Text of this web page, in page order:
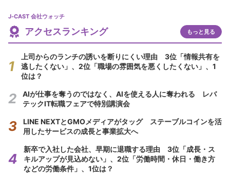
J-CAST 会社ウォッチ
アクセスランキング もっと見る
上司からのランチの誘いを断りにくい理由 3位「情報共有を
逃したくない」、2位「職場の雰囲気を悪くしたくない」、1
位は？
AIが仕事を奪うのではなく、AIを使える人に奪われる レバ
テックIT転職フェアで特別講演会
LINE NEXTとGMOメディアがタッグ ステーブルコインを活
用したサービスの成長と事業拡大へ
新卒で入社した会社、早期に退職する理由 3位「成長・ス
キルアップが見込めない」、2位「労働時間・休日・働き方
などの労働条件」、1位は？